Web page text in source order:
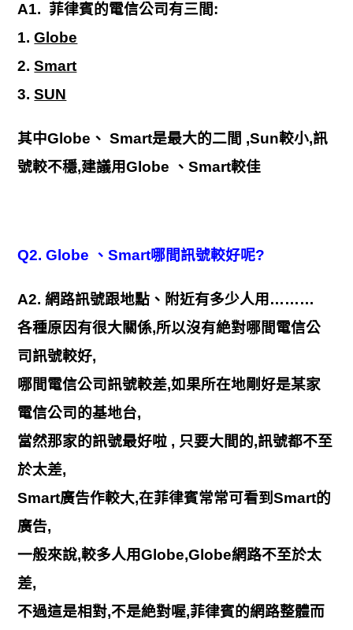
A1. 菲律賓的電信公司有三間:
1.Globe
2.Smart
3.SUN
其中Globe、 Smart是最大的二間 ,Sun較小,訊
號較不穩,建議用Globe 、Smart較佳
Q2. Globe 、Smart哪間訊號較好呢?
A2. 網路訊號跟地點、附近有多少人用………
各種原因有很大關係,所以沒有絶對哪間電信公
司訊號較好,
哪間電信公司訊號較差,如果所在地剛好是某家
電信公司的基地台,
當然那家的訊號最好啦 , 只要大間的,訊號都不至
於太差,
Smart廣告作較大,在菲律賓常常可看到Smart的
廣告,
一般來說,較多人用Globe,Globe網路不至於太
差,
不過這是相對,不是絶對喔,菲律賓的網路整體而